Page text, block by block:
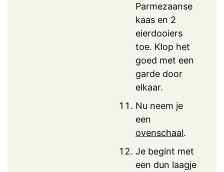
Parmezaanse
kaas en 2
eierdooiers
toe. Klop het
goed met een
garde door
elkaar.
Nu neem je
een
ovenschaal.
Je begint met
een dun laagje